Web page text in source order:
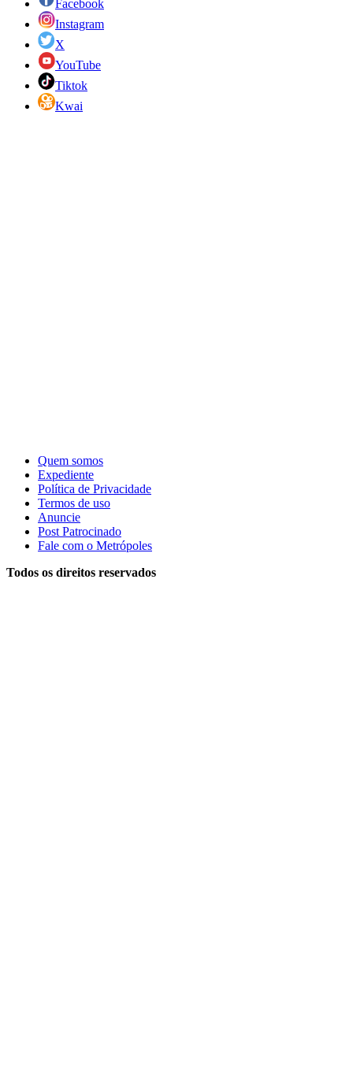
Facebook
Instagram
X
YouTube
Tiktok
Kwai
Quem somos
Expediente
Política de Privacidade
Termos de uso
Anuncie
Post Patrocinado
Fale com o Metrópoles
Todos os direitos reservados